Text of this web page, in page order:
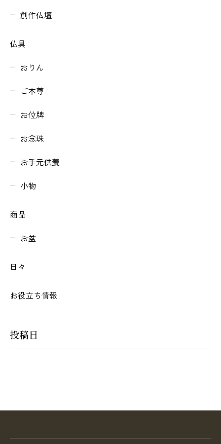
創作仏壇
仏具
おりん
ご本尊
お位牌
お念珠
お手元供養
小物
商品
お盆
日々
お役立ち情報
投稿日